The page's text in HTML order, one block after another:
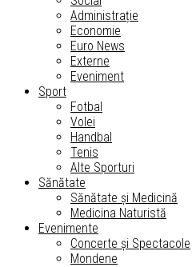
Administrație
Economie
Euro News
Externe
Eveniment
Sport
Fotbal
Volei
Handbal
Tenis
Alte Sporturi
Sănătate
Sănătate și Medicină
Medicina Naturistă
Evenimente
Concerte și Spectacole
Mondene